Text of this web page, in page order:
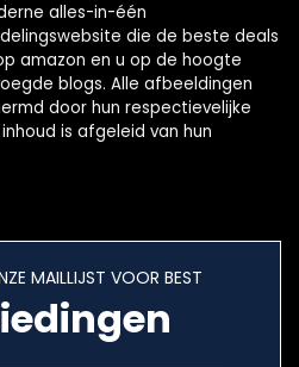
alles-in-één
die de beste deals
amazon en u op de hoogte
blogs. Alle afbeeldingen
door hun respectievelijke
is afgeleid van hun
MAILLIJST VOOR BEST